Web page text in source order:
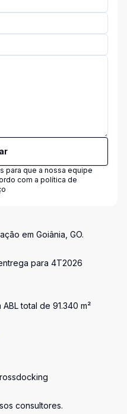
para que a nossa equipe
com a política de
em Goiânia, GO.
para 4T2026
total de 91.340 m²
consultores.